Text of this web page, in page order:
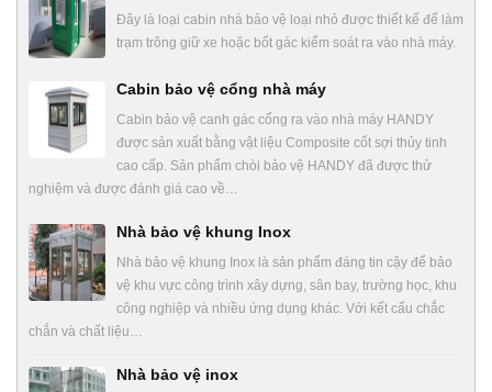
Đây là loại cabin nhà bảo vệ loại nhỏ được thiết kế để làm
trạm trông giữ xe hoặc bốt gác kiểm soát ra vào nhà máy.
Cabin bảo vệ cổng nhà máy
Cabin bảo vệ canh gác cổng ra vào nhà máy HANDY
được sản xuất bằng vật liệu Composite cốt sợi thủy tinh
cao cấp. Sản phẩm chòi bảo vệ HANDY đã được thử
nghiệm và được đánh giá cao về…
Nhà bảo vệ khung Inox
Nhà bảo vệ khung Inox là sản phẩm đáng tin cậy để bảo
vệ khu vực công trình xây dựng, sân bay, trường học, khu
công nghiệp và nhiều ứng dụng khác. Với kết cấu chắc
chắn và chất liệu…
Nhà bảo vệ inox